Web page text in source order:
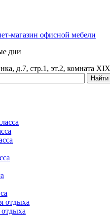
магазин офисной мебели
дни
д.7, стр.1, эт.2, комната
отдыха